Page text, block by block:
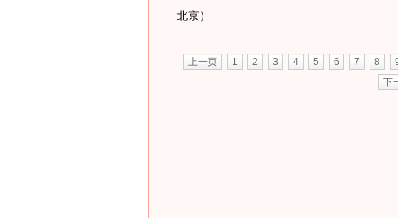
北京）
上一页 1 2 3 4 5 6 7 8
下